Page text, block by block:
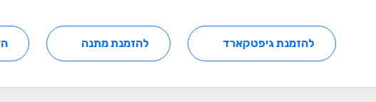
להזמנת גיפטקארד להזמנת מתנה